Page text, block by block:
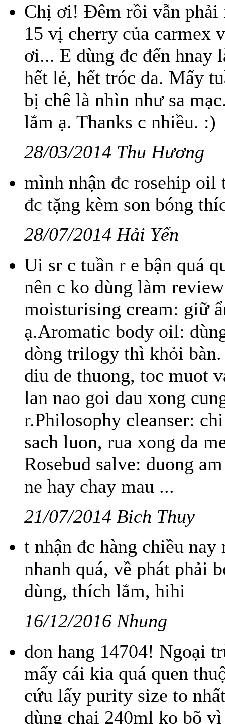
Chị ơi! Đêm rồi vẫn phải
15 vị cherry của carmex
ơi... E dùng đc đến hnay
hết lẻ, hết tróc da. Mấy
bị chê là nhìn như sa
lắm ạ. Thanks c nhiều. :)
28/03/2014 Thu Hương
mình nhận đc rosehip oil
đc tặng kèm son bóng
28/07/2014 Hải Yến
Ui sr c tuần r e bận quá
nên c ko dùng làm
moisturising cream: giữ
ạ.Aromatic body oil:
dòng trilogy thì khỏi
diu de thuong, toc muot
lan nao goi dau xong
r.Philosophy cleanser:
sach luon, rua xong da
Rosebud salve: duong
ne hay chay mau ...
21/07/2014 Bich Thuy
t nhận đc hàng chiều
nhanh quá, về phát phải
dùng, thích lắm, hihi
16/12/2016 Nhung
don hang 14704! Ngoại
mấy cái kia quá quen
cứu lấy purity size to
dùng chai 240ml ko bõ